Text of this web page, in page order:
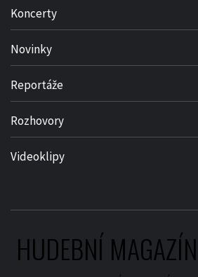
Koncerty
Novinky
Reportáže
Rozhovory
Videoklipy
HUDEBNÍ